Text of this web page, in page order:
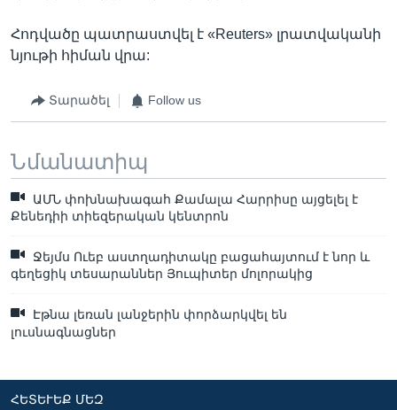
Հոդվածը պատրաստվել է «Reuters» լրատվականի
նյութի հիման վրա:
Տարածել Follow us
Նմանատիպ
ԱՄՆ փոխնախագահ Քամալա Հարրիսը այցելել է
Քենեդիի տիեզերական կենտրոն
Ջեյմս Ուեբ աստղադիտակը բացահայտում է նոր և
գեղեցիկ տեսարաններ Յուպիտեր մոլորակից
Էթնա լեռան լանջերին փորձարկվել են
լուսնագնացներ
ՀԵՏԵՒԵՔ ՄԵԶ